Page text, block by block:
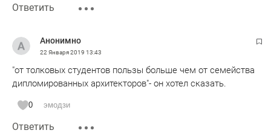
Ответить
Анонимно
22 Января 2019 13:43
"от толковых студентов пользы больше чем от семейства
дипломированных архитекторов"- он хотел сказать.
0 эмодзи
Ответить